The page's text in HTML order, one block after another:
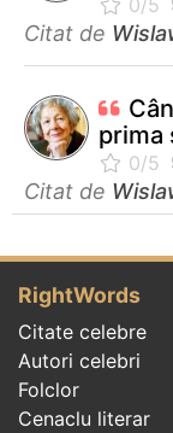
Citat de
prima
Citat de
RightWords
Citate celebre
Autori celebri
Folclor
Cenaclu literar